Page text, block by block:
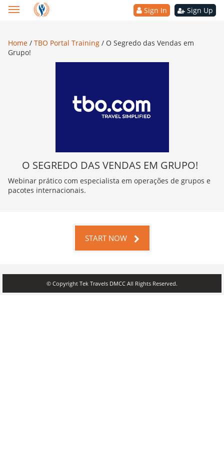
Sign In Sign Up
Home / TBO Portal Training / O Segredo das Vendas em
Grupo!
O SEGREDO DAS VENDAS EM GRUPO!
Webinar prático com especialista em operações de grupos e
pacotes internacionais.
START NOW
© Copyright Tek Travels DMCC All Rights Reserved.